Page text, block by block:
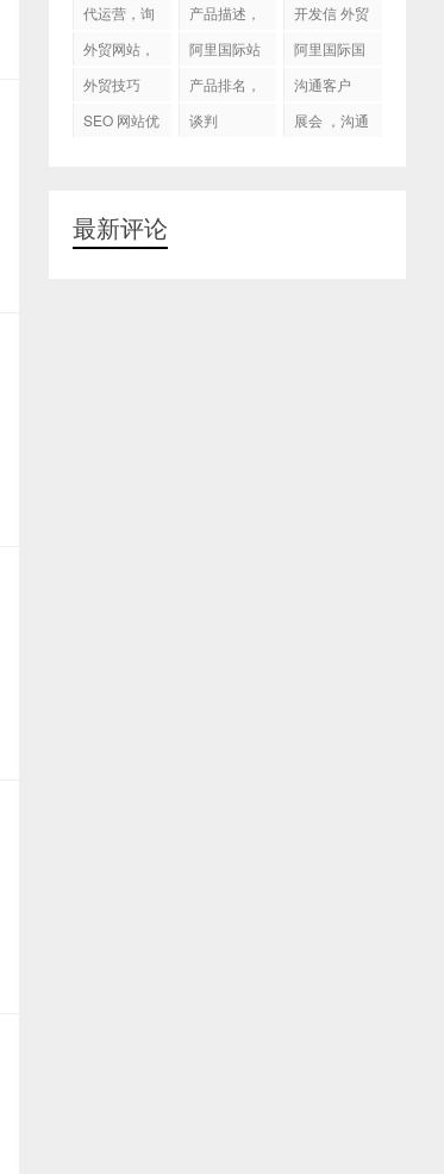
化
代运营，询
产品描述，
开发信 外贸
外贸网站，
阿里国际站
阿里国际国
外贸技巧
产品排名，
沟通客户
SEO 网站优
谈判
展会 ，沟通
最新评论